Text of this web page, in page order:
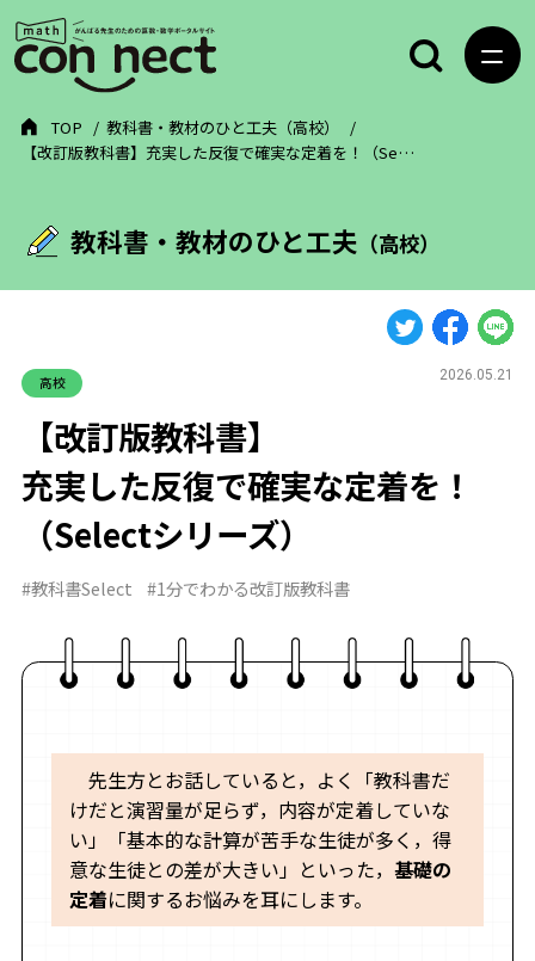
教科書・教材のひと工夫 （高校）
TOP
教科書・教材のひと工夫（高校）
【改訂版教科書】充実した反復で確実な定着を！（Se…
高校 2026.05.21
【改訂版教科書】
充実した反復で確実な定着を！
（Selectシリーズ）
#教科書Select #1分でわかる改訂版教科書
先生方とお話していると，よく「教科書だ
けだと演習量が足らず，内容が定着していな
い」「基本的な計算が苦手な生徒が多く，得
意な生徒との差が大きい」といった， 基礎の
定着に関するお悩みを耳にします。